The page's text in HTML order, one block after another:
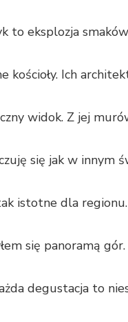
to eksplozja
Ich
widok. Z jej
się jak w innym
istotne dla
się panoramą
degustacja to